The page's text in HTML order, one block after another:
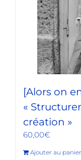
[Alors on
«
création »
60,00€
Ajouter au panier